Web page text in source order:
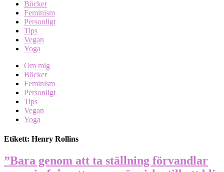
Böcker
Feminism
Personligt
Tips
Vegan
Yoga
Om mig
Böcker
Feminism
Personligt
Tips
Vegan
Yoga
Etikett: Henry Rollins
”Bara genom att ta ställning förvandlar